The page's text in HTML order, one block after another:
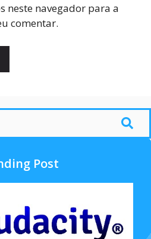
neste navegador para a
comentar.
Post